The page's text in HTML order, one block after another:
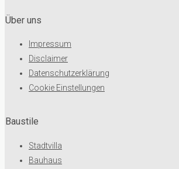
Baustile
Stadtvilla
Bauhaus
Über uns
Impressum
Disclaimer
Datenschutzerklärung
Cookie Einstellungen